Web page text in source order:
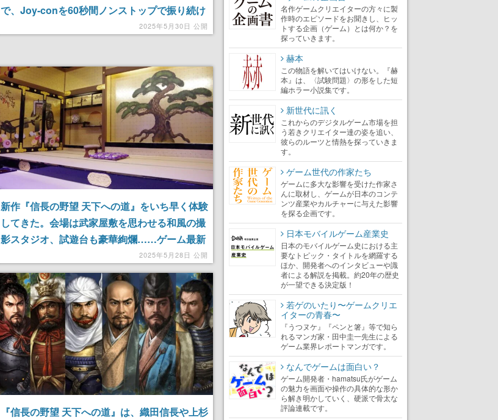
で、Joy-conを60秒間ノンストップで振り続け
2025年5月30日 公開
新作『信長の野望 天下への道』をいち早く体験
してきた。会場は武家屋敷を思わせる和風の撮
影スタジオ、試遊台も豪華絢爛……ゲーム最新
情報も盛り沢山だったのに、会場のインパクト
が強すぎた
2025年5月28日 公開
『信長の野望 天下への道』は、織田信長や上杉
名作ゲームクリエイターの方々に製
作時のエピソードをお聞きし、ヒッ
トする企画（ゲーム）とは何か？を
探っていきます。
赫本
この物語を解いてはいけない。『赫
本』は、〈試験問題〉の形をした短
編ホラー小説集です。
新世代に訊く
これからのデジタルゲーム市場を担
う若きクリエイター達の姿を追い、
彼らのルーツと情熱を探っていきま
す。
ゲーム世代の作家たち
ゲームに多大な影響を受けた作家さ
んに取材し、ゲームが日本のコンテ
ンツ産業やカルチャーに与えた影響
を探る企画です。
日本モバイルゲーム産業史
日本のモバイルゲーム史における主
要なトピック・タイトルを網羅する
ほか、開発者へのインタビューや識
者による解説を掲載。約20年の歴史
が一望できる決定版！
若ゲのいたり〜ゲームクリエ
イターの青春〜
『うつヌケ』『ペンと箸』等で知ら
れるマンガ家・田中圭一先生による
ゲーム業界レポートマンガです。
なんでゲームは面白い？
ゲーム開発者・hamatsu氏がゲーム
の魅力を画面や操作の具体的な形か
ら解き明かしていく、硬派で骨太な
評論連載です。